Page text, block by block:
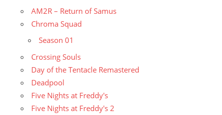
AM2R – Return of Samus
Chroma Squad
Season 01
Crossing Souls
Day of the Tentacle Remastered
Deadpool
Five Nights at Freddy's
Five Nights at Freddy's 2